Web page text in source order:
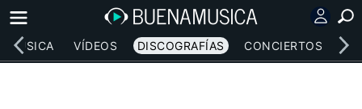
MÚSICA VÍDEOS DISCOGRAFÍAS CONCIERTOS